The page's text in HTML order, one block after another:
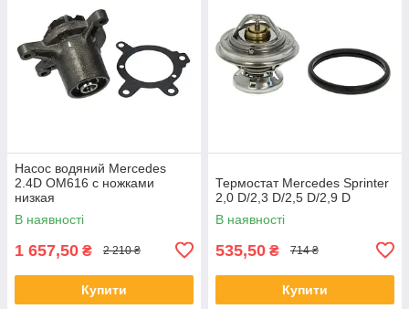
Насос водяний Mercedes
2.4D OM616 с ножками
низкая
В наявності
1 657,50 ₴ 2 210 ₴
Купити
Термостат Mercedes Sprinter
2,0 D/2,3 D/2,5 D/2,9 D
В наявності
535,50 ₴ 714 ₴
Купити